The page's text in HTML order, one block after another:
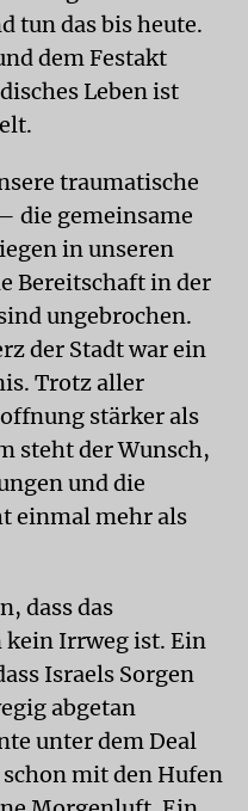
tun das bis heute.
dem Festakt
Leben ist
traumatische
die gemeinsame
in unseren
Bereitschaft in der
ungebrochen.
der Stadt war ein
Trotz aller
stärker als
steht der Wunsch,
und die
einmal mehr als
dass das
Irrweg ist. Ein
Israels Sorgen
abgetan
unter dem Deal
mit den Hufen